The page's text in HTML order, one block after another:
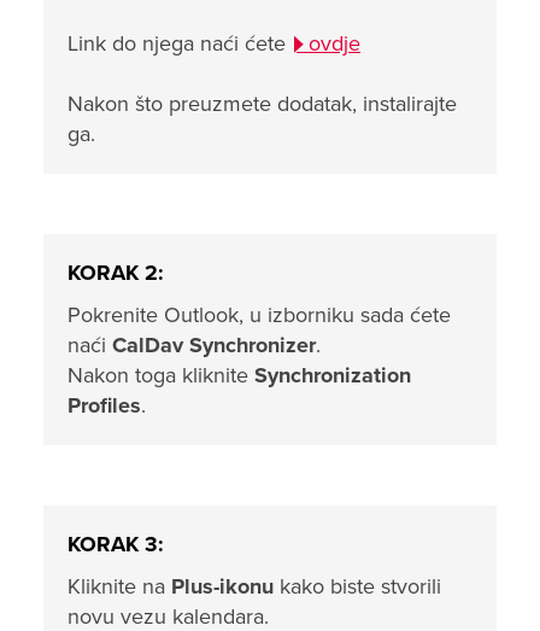
Link do njega naći ćete ovdje
Nakon što preuzmete dodatak, instalirajte
ga.
KORAK 2:
Pokrenite Outlook, u izborniku sada ćete
naći CalDav Synchronizer.
Nakon toga kliknite Synchronization
Profiles.
KORAK 3:
Kliknite na Plus-ikonu kako biste stvorili
novu vezu kalendara.